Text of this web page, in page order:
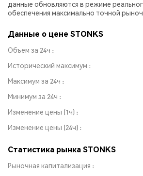
данные обновляются в режиме
обеспечения максимально точной
Данные о цене STONKS
Объем за 24ч
Исторический максимум
Максимум за 24ч
Минимум за 24ч
Изменение цены (1ч)
Изменение цены (24ч)
Статистика рынка STONKS
Рыночная капитализация